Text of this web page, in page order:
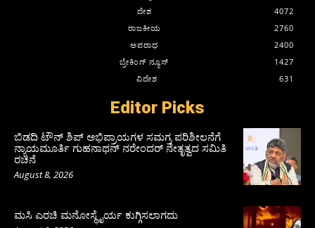
ದೇಶ
4072
ರಾಜಕೀಯ
2760
ಅಪರಾಧ
2400
ಬ್ರೇಕಿಂಗ್ ನ್ಯೂಸ್
1427
ವಿದೇಶ
631
Editor Picks
ಬಿಡದಿ ಟೌನ್ ಶಿಪ್ ಅಭಿಪ್ರಾಯಗಳ ಸಮಗ್ರ ಪರಿಶೀಲನೆಗೆ
ನ್ಯಾಯಮೂರ್ತಿ ಗುಹನಾಥನ್ ನರೇಂದರ್ ನೇತೃತ್ವದ ಸಮಿತಿ
ರಚನೆ
August 8, 2026
ಮಸಿ ಎರಚಿ ಮನೋಸ್ಥೈರ್ಯ ಕುಗ್ಗಿಸಲಾಗದು